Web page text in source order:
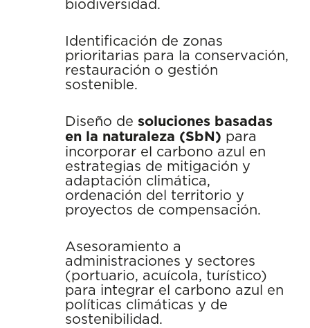
biodiversidad.
Identificación de zonas
prioritarias para la conservación,
restauración o gestión
sostenible.
Diseño de soluciones basadas
en la naturaleza (SbN) para
incorporar el carbono azul en
estrategias de mitigación y
adaptación climática,
ordenación del territorio y
proyectos de compensación.
Asesoramiento a
administraciones y sectores
(portuario, acuícola, turístico)
para integrar el carbono azul en
políticas climáticas y de
sostenibilidad.